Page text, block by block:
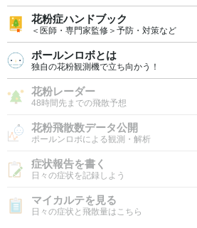
花粉症ハンドブック
＜医師・専門家監修＞予防・対策など
ポールンロボとは
独自の花粉観測機で立ち向かう！
花粉レーダー
48時間先までの飛散予想
花粉飛散数データ公開
ポールンロボによる観測・解析
症状報告を書く
日々の症状を記録しよう
マイカルテを見る
日々の症状と飛散量はこちら